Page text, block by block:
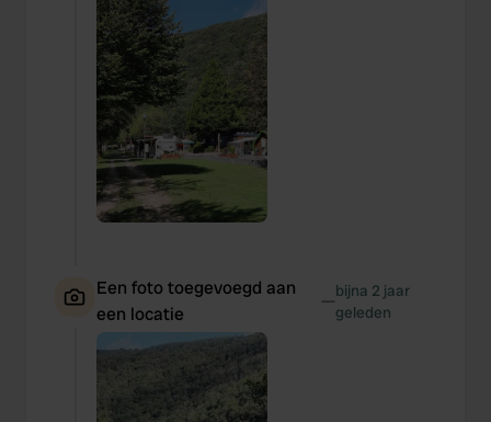
Een foto toegevoegd aan
een locatie
—bijna 2 jaar
geleden